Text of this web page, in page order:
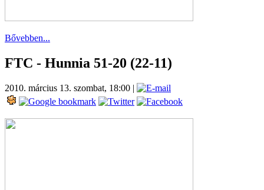
Bővebben...
FTC - Hunnia 51-20 (22-11)
2010. március 13. szombat, 18:00 |